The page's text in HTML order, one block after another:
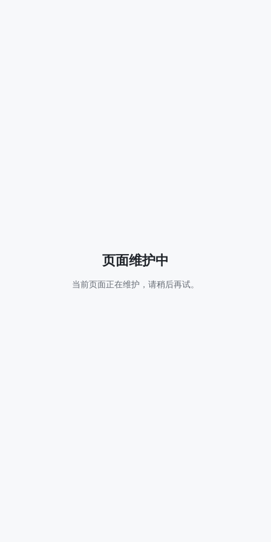
页面维护中
当前页面正在维护，请稍后再试。